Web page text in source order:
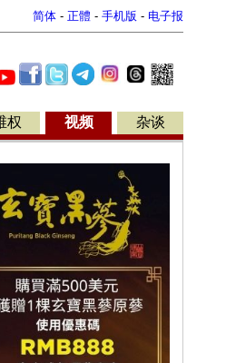
简体 - 正體 - 手机版 - 电子报
权 视频 杂谈